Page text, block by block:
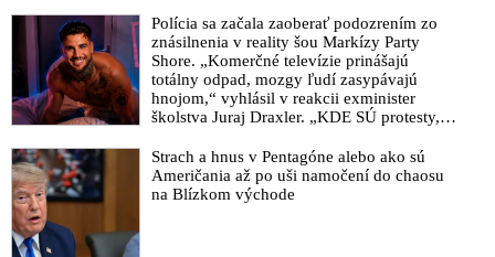
Žilinka uložil krajskému prokurátorovi bezodkladne preskúmať
okolnosti ohľadne údajného dobitia generála Lučanského vo
väzbe
Slovensku hrozí medzinárodný škandál. Policajného
exprezidenta generála Lučanského dobili bachari alebo väzni a
Mikulec sa tvári, že sa nič nestalo
VIDEO: Pani ministerka, okamžite vysvetlite, čo sa stalo vo
väznici Milanovi Lučanskému, vyzval Kolíkovú expremiér
Fico
Lučanský mal utrpieť vo väzbe viacnásobnú zlomeninu
Polícia sa začala zaoberať podozrením zo
znásilnenia v reality šou Markízy Party
Shore. „Komerčné televízie prinášajú
totálny odpad, mozgy ľudí zasypávajú
hnojom,“ vyhlásil v reakcii exminister
školstva Juraj Draxler. „KDE SÚ protesty,
pracovníkov?“ spýtal sa
Strach a hnus v Pentagóne alebo ako sú
Američania až po uši namočení do chaosu
na Blízkom východe